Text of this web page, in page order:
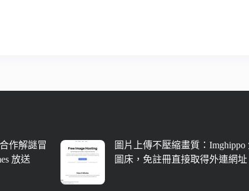
作解謎冒
放送
圖片上傳不壓縮畫質：Imghippo
圖床，免註冊直接取得外連網址